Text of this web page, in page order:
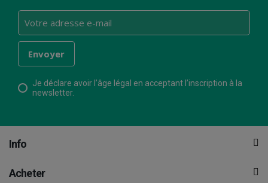
Je déclare avoir l’âge légal en acceptant l’inscription à la
newsletter.
Info
Acheter